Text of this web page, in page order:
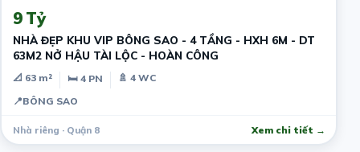
9 Tỷ
NHÀ ĐẸP KHU VIP BÔNG SAO - 4 TẦNG - HXH 6M - DT
63M2 NỞ HẬU TÀI LỘC - HOÀN CÔNG
📐 63 m² 🛏 4 PN
🚿 4 WC
📍BÔNG SAO
Nhà riêng · Quận 8 Xem chi tiết →